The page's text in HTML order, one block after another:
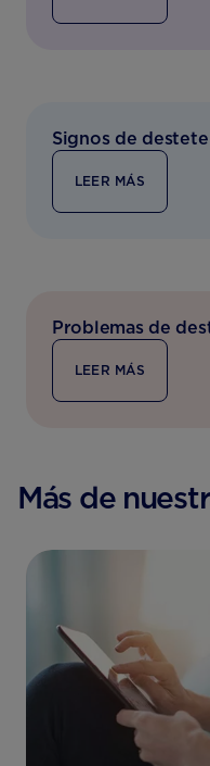
Signos de destete
LEER MÁS
Problemas de
LEER MÁS
Más de